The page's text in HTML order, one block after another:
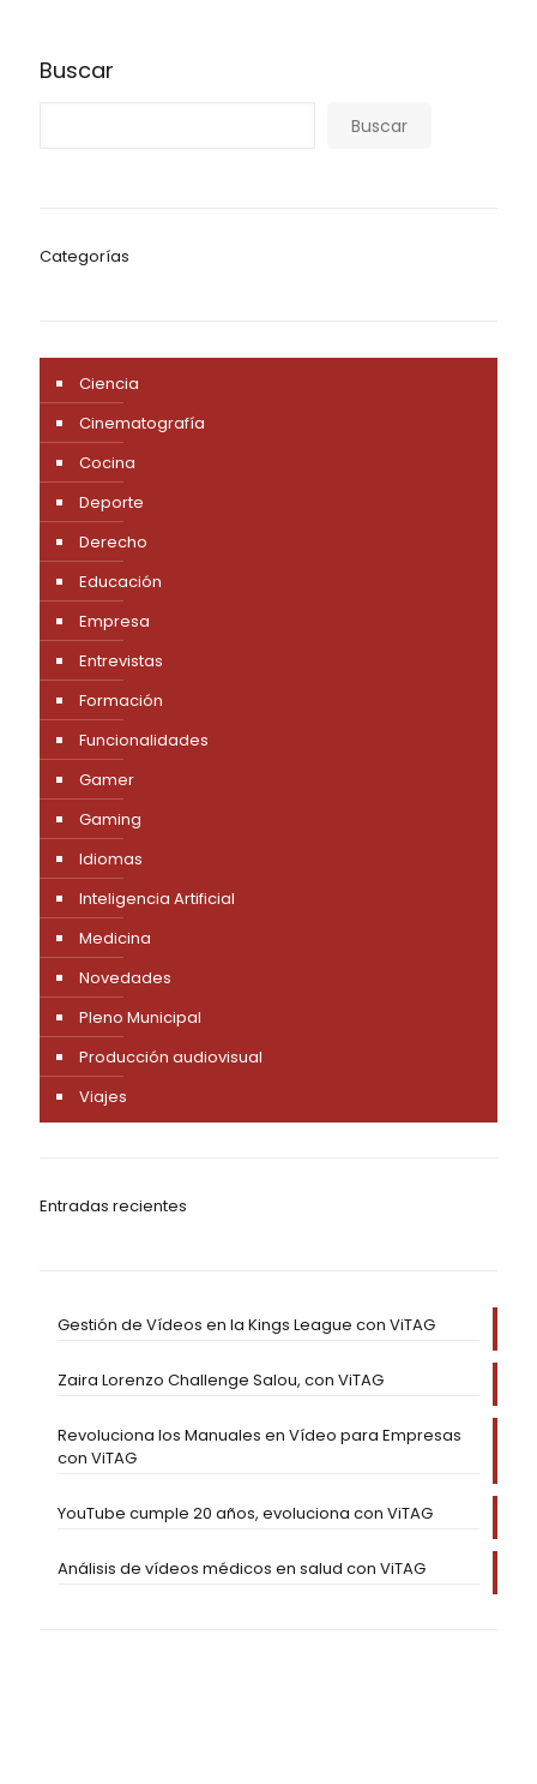
Buscar
Buscar
Categorías
Ciencia
Cinematografía
Cocina
Deporte
Derecho
Educación
Empresa
Entrevistas
Formación
Funcionalidades
Gamer
Gaming
Idiomas
Inteligencia Artificial
Medicina
Novedades
Pleno Municipal
Producción audiovisual
Viajes
Entradas recientes
Gestión de Vídeos en la Kings League con ViTAG
Zaira Lorenzo Challenge Salou, con ViTAG
Revoluciona los Manuales en Vídeo para Empresas
con ViTAG
YouTube cumple 20 años, evoluciona con ViTAG
Análisis de vídeos médicos en salud con ViTAG